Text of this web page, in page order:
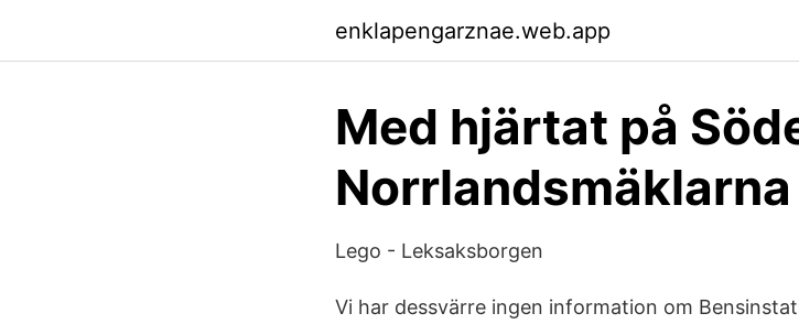
enklapengarznae.web.app
Med hjärtat på
Norrlandsmäklarna
Lego - Leksaksborgen
Vi har dessvärre ingen information om